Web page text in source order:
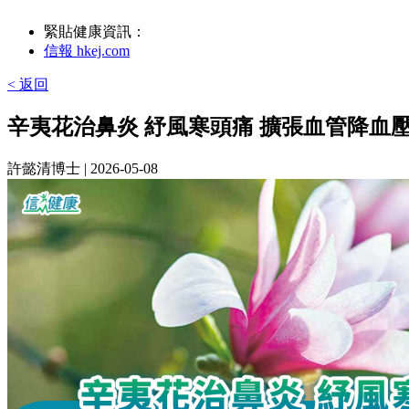
緊貼健康資訊：
信報 hkej.com
< 返回
辛夷花治鼻炎 紓風寒頭痛 擴張血管降血
許懿清博士 | 2026-05-08